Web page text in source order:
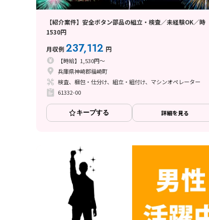
【紹介案件】安全ボタン部品の組立・検査／未経験OK／時
1530円
月収例237,112 円
【時給】1,530円～
兵庫県神崎郡福崎町
検査、梱包・仕分け、組立・組付け、マシンオペレーター
61332-00
キープする 詳細を見る